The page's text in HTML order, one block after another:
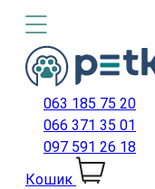
063 185 75 20
066 371 35 01
097 591 26 18
Кошик